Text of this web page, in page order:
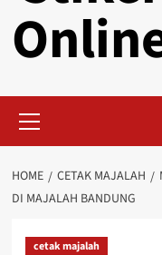
Menu
HOME CETAK MAJALAH
DI MAJALAH BANDUNG
cetak majalah